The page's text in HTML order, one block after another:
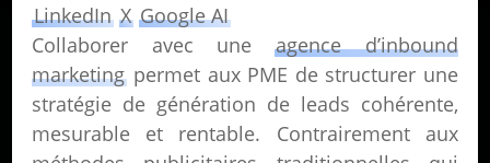
LinkedIn X Google AI
Collaborer avec une agence d’inbound
marketing permet aux PME de structurer une
stratégie de génération de leads cohérente,
mesurable et rentable. Contrairement aux